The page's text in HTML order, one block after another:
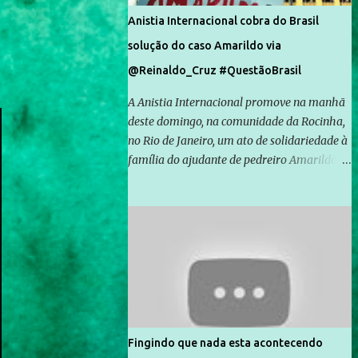
Anistia Internacional cobra do Brasil
solução do caso Amarildo via
@Reinaldo_Cruz #QuestãoBrasil
A Anistia Internacional promove na manhã
deste domingo, na comunidade da Rocinha,
no Rio de Janeiro, um ato de solidariedade à
família do ajudante de pedreiro Amarildo de
Rocinha. A assessora de Direitos Humanos
da Anistia Internacional, Renata Neder, disse
à Agência Brasil que ações e atividades de
mobilização são feitas normalmente pela
organização não governamental. As ações
de solidariedade são promovidas em apoio
Fingindo que nada esta acontecendo